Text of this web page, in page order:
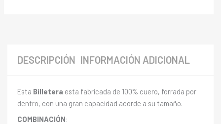
DESCRIPCIÓN INFORMACIÓN ADICIONAL
Esta Billetera esta fabricada de 100% cuero, forrada por
dentro, con una gran capacidad acorde a su tamaño.-
COMBINACIÓN: